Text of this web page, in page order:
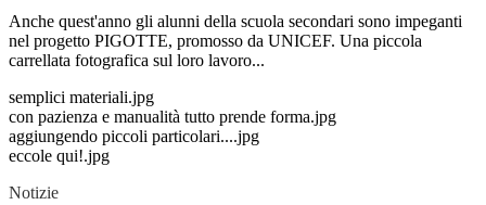
Anche quest'anno gli alunni della scuola secondari sono impeganti
nel progetto PIGOTTE, promosso da UNICEF. Una piccola
carrellata fotografica sul loro lavoro...
semplici materiali.jpg
con pazienza e manualità tutto prende forma.jpg
aggiungendo piccoli particolari....jpg
eccole qui!.jpg
Notizie